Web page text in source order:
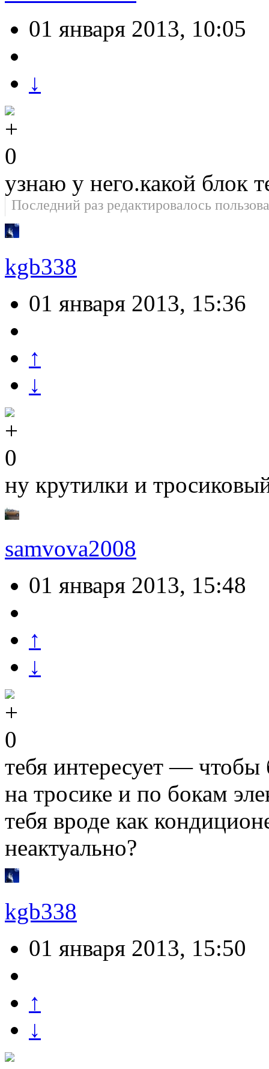
01 января 2013, 10:05
↓
0
узнаю у него.какой блок
Последний раз редактировалось
kgb338
01 января 2013, 15:36
↑
↓
0
ну крутилки и
samvova2008
01 января 2013, 15:48
↑
↓
0
тебя интересует — чтобы
на тросике и по бокам
тебя вроде как
неактуально?
kgb338
01 января 2013, 15:50
↑
↓